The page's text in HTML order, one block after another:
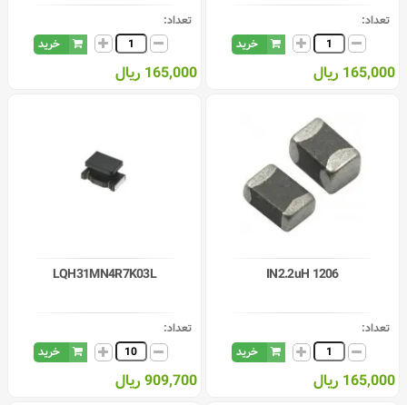
تعداد:
خرید
165,000 ریال
تعداد:
خرید
165,000 ریال
IN2.2uH 1206
تعداد:
خرید
165,000 ریال
LQH31MN4R7K03L
تعداد:
خرید
909,700 ریال